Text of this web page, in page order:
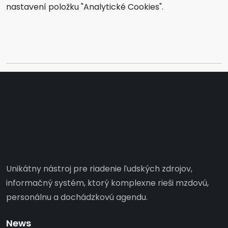
nastavení položku "Analytické Cookies".
Unikátny nástroj pre riadenie ľudských zdrojov,
informačný systém, ktorý komplexne rieši mzdovú,
personálnu a dochádzkovú agendu.
News